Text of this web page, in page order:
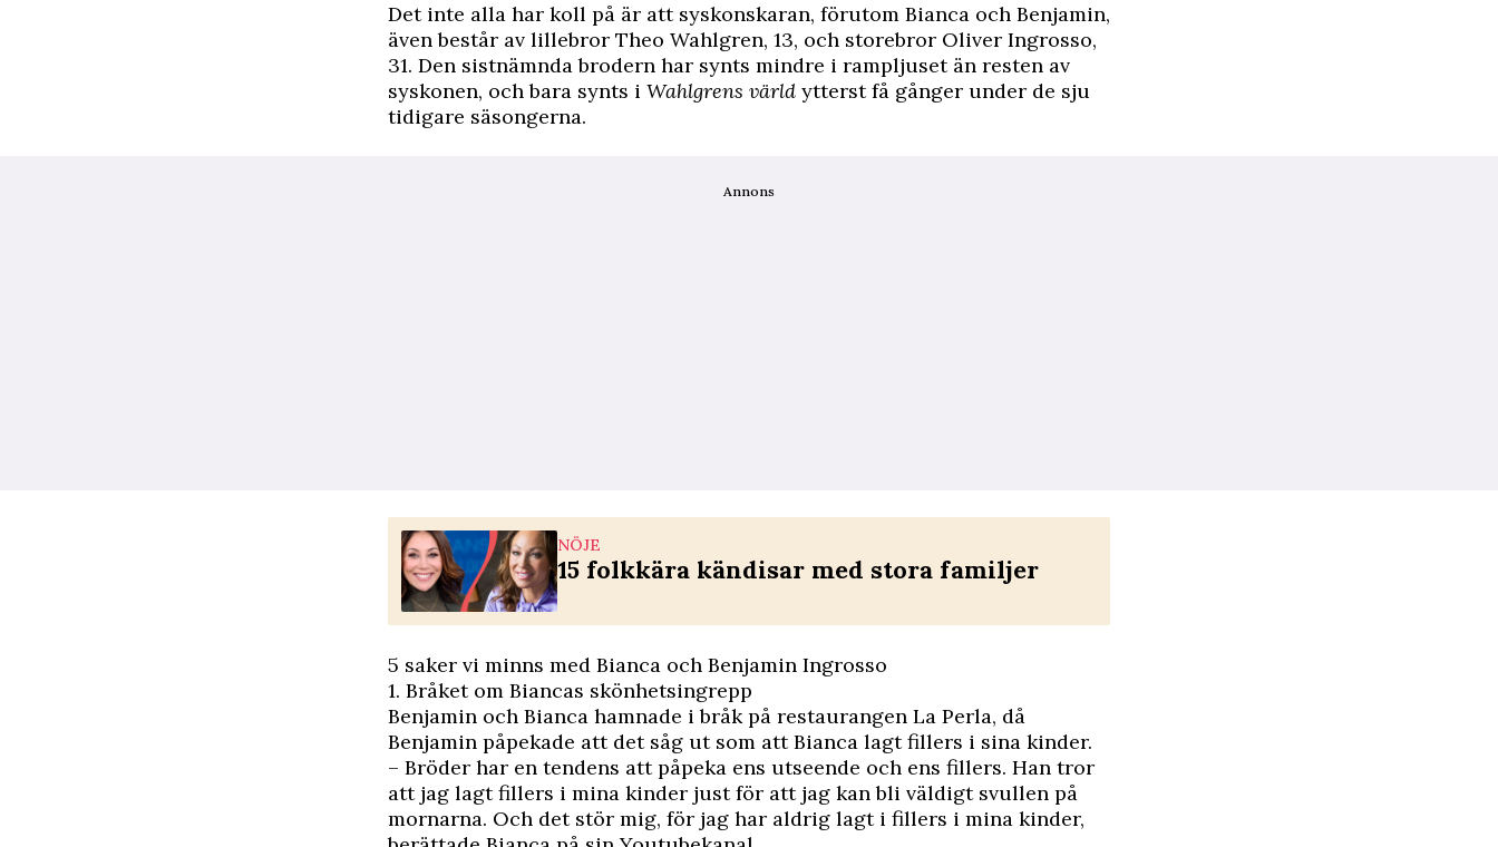
Det inte alla har koll på är att syskonskaran, förutom Bianca och Benjamin,
även består av lillebror Theo Wahlgren, 13, och storebror Oliver Ingrosso,
31. Den sistnämnda brodern har synts mindre i rampljuset än resten av
syskonen, och bara synts i Wahlgrens värld ytterst få gånger under de sju
tidigare säsongerna.
Annons
NÖJE
15 folkkära kändisar med stora familjer
5 saker vi minns med Bianca och Benjamin Ingrosso
1. Bråket om Biancas skönhetsingrepp
Benjamin och Bianca hamnade i bråk på restaurangen La Perla, då
Benjamin påpekade att det såg ut som att Bianca lagt fillers i sina kinder.
– Bröder har en tendens att påpeka ens utseende och ens fillers. Han tror
att jag lagt fillers i mina kinder just för att jag kan bli väldigt svullen på
mornarna. Och det stör mig, för jag har aldrig lagt i fillers i mina kinder,